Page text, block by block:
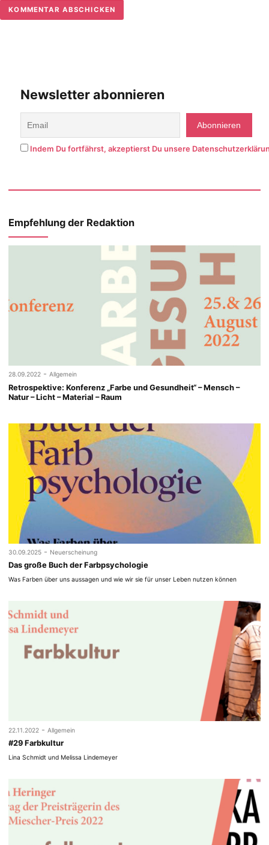
Newsletter abonnieren
Indem Du fortfährst, akzeptierst Du unsere
Empfehlung der Redaktion
28.09.2022 - Allgemein
Retrospektive: Konferenz „Farbe und Gesundheit“ – Mensch –
Natur – Licht – Material – Raum
30.09.2025 - Neuerscheinung
Das große Buch der Farbpsychologie
Was Farben über uns aussagen und wie wir sie für unser Leben nutzen können
22.11.2022 - Allgemein
#29 Farbkultur
Lina Schmidt und Melissa Lindemeyer